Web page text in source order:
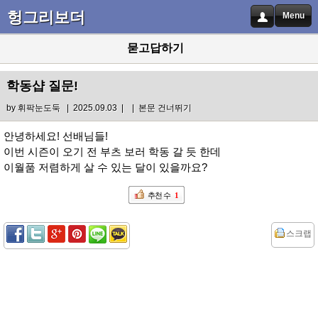
헝그리보더 Menu
묻고답하기
학동샵 질문!
by휘팍눈도둑| 2025.09.03 | | 본문 건너뛰기
안녕하세요! 선배님들!
이번 시즌이 오기 전 부츠 보러 학동 갈 듯 한데
이월품 저렴하게 살 수 있는 달이 있을까요?
추천 수 1
스크랩